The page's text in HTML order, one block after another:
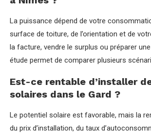
La puissance dépend de votre
surface de toiture, de l’orientation et de
la facture, vendre le surplus ou préparer
étude permet de comparer plusieurs
Est-ce rentable d’installer
solaires dans le Gard ?
Le potentiel solaire est favorable, mais la
du prix d’installation, du taux